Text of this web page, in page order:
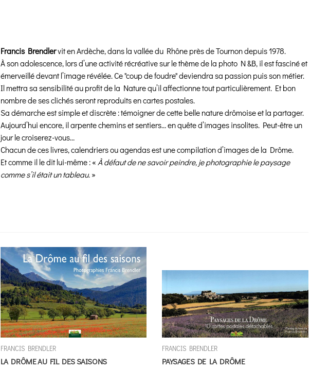
Francis Brendlervit en Ardèche, dans la vallée du Rhône près de Tournon depuis 1978.
À son adolescence, lors d’une activité récréative sur le thème de la photo N &B, il est fasciné et
émerveillé devant l’image révélée. Ce "coup de foudre" deviendra sa passion puis son métier.
Il mettra sa sensibilité au profit de la Nature qu’il affectionne tout particulièrement. Et bon
nombre de ses clichés seront reproduits en cartes postales.
Sa démarche est simple et discrète : témoigner de cette belle nature drômoise et la partager.
Aujourd’hui encore, il arpente chemins et sentiers… en quête d’images insolites. Peut-être un
jour le croiserez-vous…
Chacun de ces livres, calendriers ou agendas est une compilation d’images de la Drôme.
Et comme il le dit lui-même : « À défaut de ne savoir peindre, je photographie le paysage
comme s’il était un tableau.»
FRANCIS BRENDLER
LA DRÔME AU FIL DES SAISONS
Précédent Suivant
FRANCIS BRENDLER
PAYSAGES DE LA DRÔME